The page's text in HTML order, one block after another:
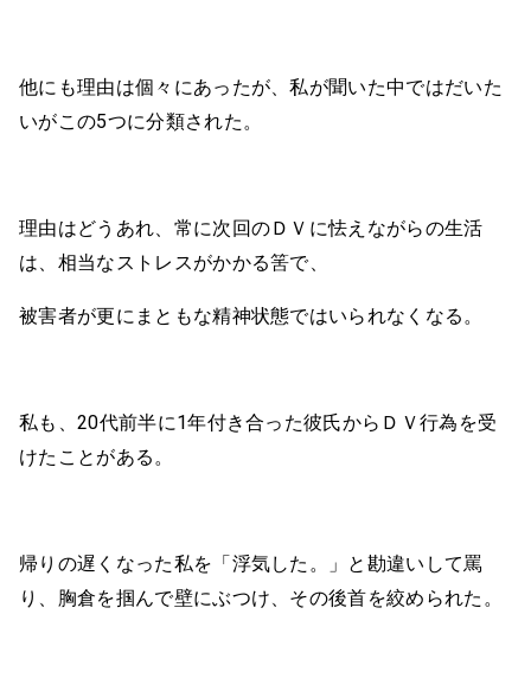
他にも理由は個々にあったが、私が聞いた中ではだいた
いがこの5つに分類された。
理由はどうあれ、常に次回のＤＶに怯えながらの生活
は、相当なストレスがかかる筈で、
被害者が更にまともな精神状態ではいられなくなる。
私も、20代前半に1年付き合った彼氏からＤＶ行為を受
けたことがある。
帰りの遅くなった私を「浮気した。」と勘違いして罵
り、胸倉を掴んで壁にぶつけ、その後首を絞められた。